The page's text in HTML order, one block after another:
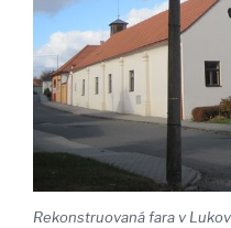
Rekonstruovaná fara v